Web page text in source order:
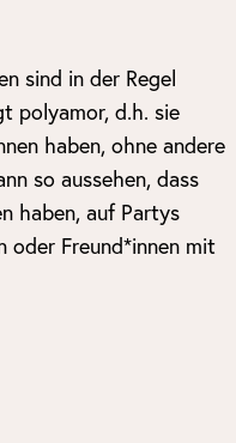
sind in der Regel
polyamor, d.h. sie
haben, ohne andere
so aussehen, dass
haben, auf Partys
oder Freund*innen mit